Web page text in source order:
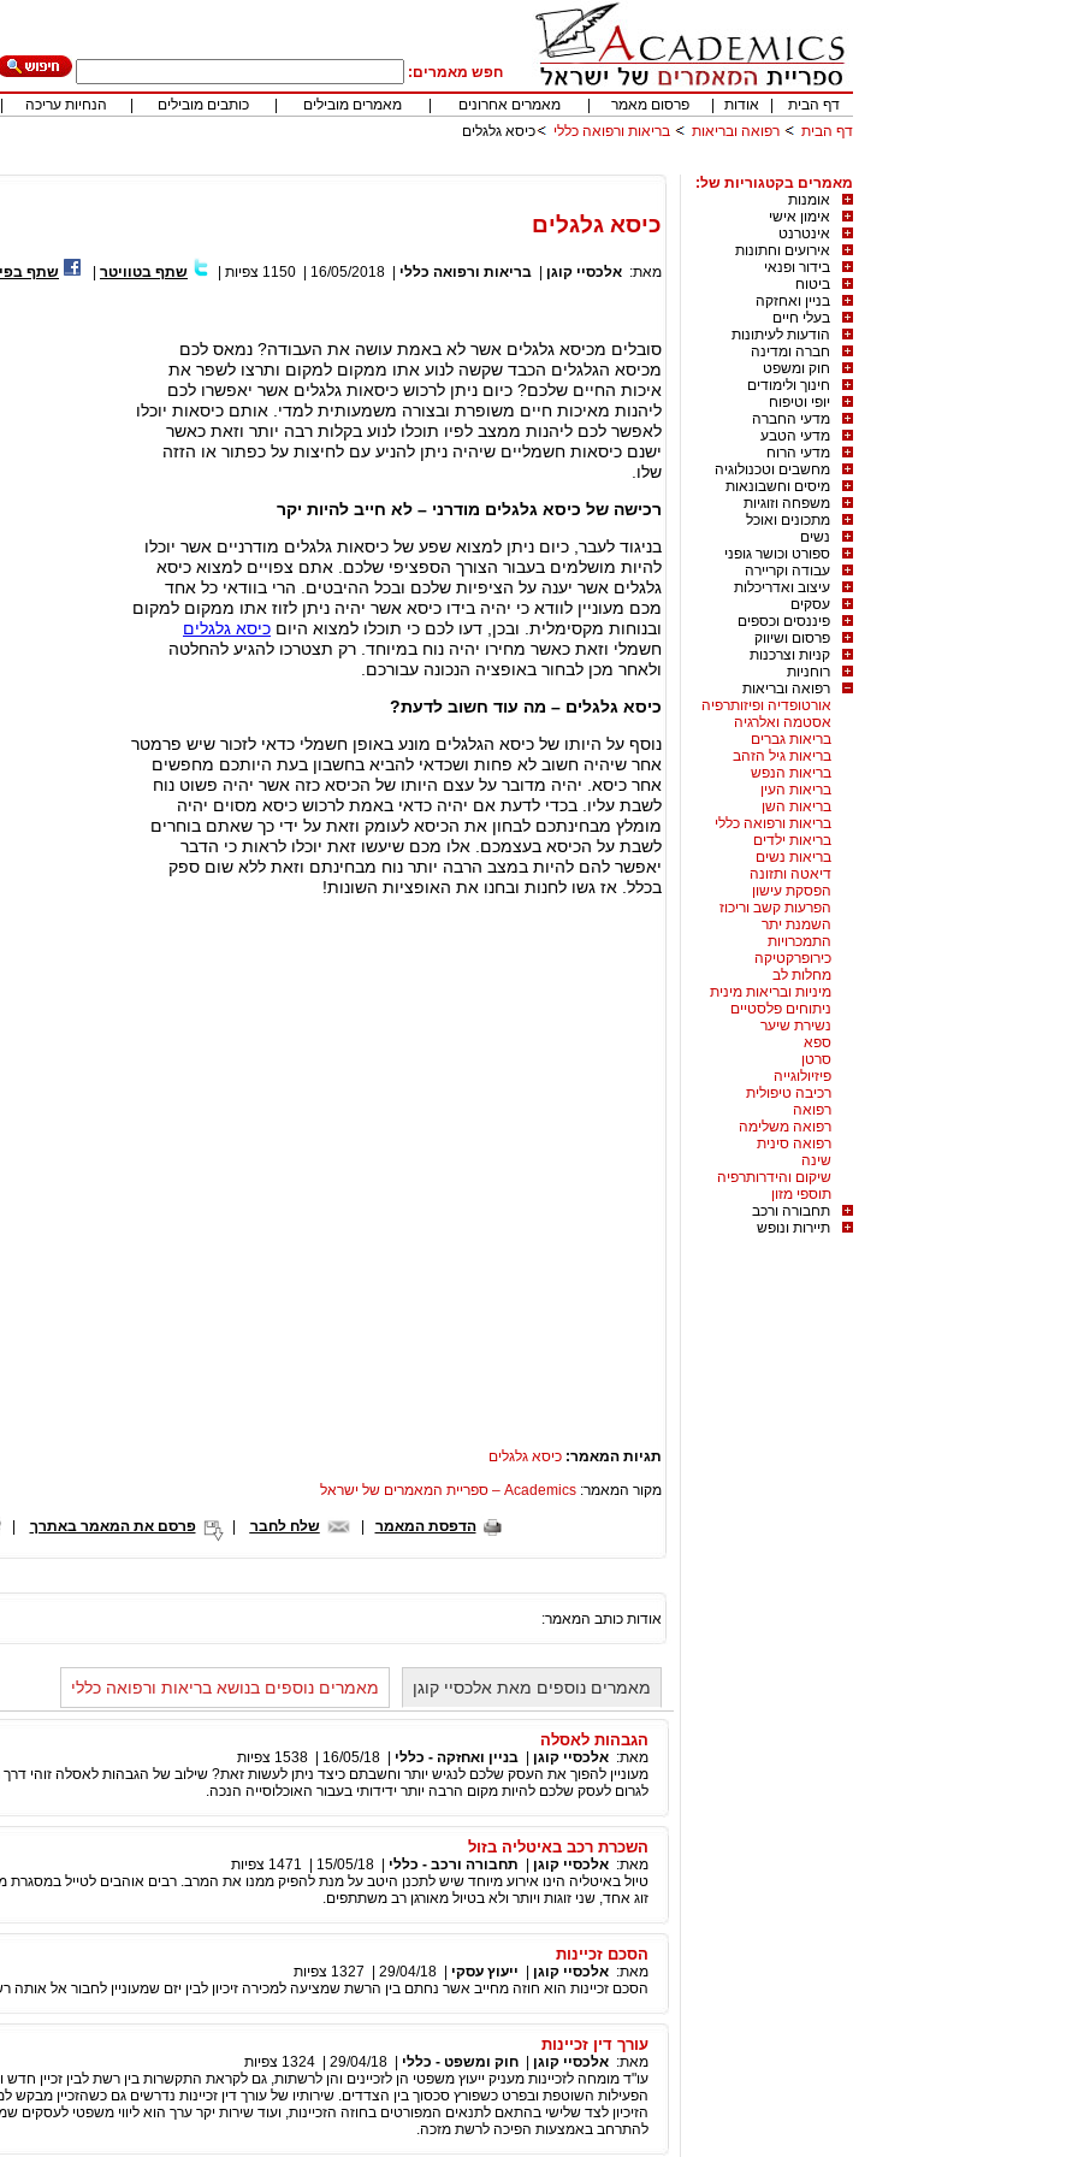
חפש מאמרים:
דף הבית
אודות פרסום מאמר מאמרים אחרונים מאמרים מובילים כותבים מובילים הנחיות עריכה
דף הבית
רפואה ובריאות בריאות ורפואה כללי כיסא גלגלים
מאמרים בקטגוריות של:
אומנות
אימון אישי
אינטרנט
אירועים וחתונות
בידור ופנאי
ביטוח
בניין ואחזקה
בעלי חיים
הודעות לעיתונות
חברה ומדינה
חוק ומשפט
חינוך ולימודים
יופי וטיפוח
מדעי החברה
מדעי הטבע
מדעי הרוח
מחשבים וטכנולוגיה
מיסים וחשבונאות
משפחה וזוגיות
מתכונים ואוכל
נשים
ספורט וכושר גופני
עבודה וקריירה
עיצוב ואדריכלות
עסקים
פיננסים וכספים
פרסום ושיווק
קניות וצרכנות
רוחניות
רפואה ובריאות
אורטופדיה ופיזותרפיה
אסטמה ואלרגיה
בריאות גברים
בריאות גיל הזהב
בריאות הנפש
בריאות העין
בריאות השן
בריאות ורפואה כללי
בריאות ילדים
בריאות נשים
דיאטה ותזונה
הפסקת עישון
הפרעות קשב וריכוז
השמנת יתר
התמכרויות
כירופרקטיקה
מחלות לב
מיניות ובריאות מינית
ניתוחים פלסטיים
נשירת שיער
ספא
סרטן
פיזיולוגייה
רכיבה טיפולית
רפואה
רפואה משלימה
רפואה סינית
שינה
שיקום והידרותרפיה
תוספי מזון
תחבורה ורכב
תיירות ונופש
כיסא גלגלים
מאת: אלכסיי קוגן בריאות ורפואה כללי 16/05/2018
1150 צפיות שתף בטוויטר שתף
סובלים מכיסא גלגלים אשר לא באמת עושה את העבודה? נמאס לכם
מכיסא הגלגלים הכבד שקשה לנוע אתו ממקום למקום ותרצו לשפר את
איכות החיים שלכם? כיום ניתן לרכוש כיסאות גלגלים אשר יאפשרו לכם
ליהנות מאיכות חיים משופרת ובצורה משמעותית למדי. אותם כיסאות יוכלו
לאפשר לכם ליהנות ממצב לפיו תוכלו לנוע בקלות רבה יותר וזאת כאשר
ישנם כיסאות חשמליים שיהיה ניתן להניע עם לחיצות על כפתור או הזזה
שלו.
רכישה של כיסא גלגלים מודרני – לא חייב להיות יקר
בניגוד לעבר, כיום ניתן למצוא שפע של כיסאות גלגלים מודרניים אשר יוכלו
להיות מושלמים בעבור הצורך הספציפי שלכם. אתם צפויים למצוא כיסא
גלגלים אשר יענה על הציפיות שלכם ובכל ההיבטים. הרי בוודאי כל אחד
מכם מעוניין לוודא כי יהיה בידו כיסא אשר יהיה ניתן לזוז אתו ממקום למקום
ובנוחות מקסימלית. ובכן, דעו לכם כי תוכלו למצוא היום כיסא גלגלים
חשמלי וזאת כאשר מחירו יהיה נוח במיוחד. רק תצטרכו להגיע להחלטה
ולאחר מכן לבחור באופציה הנכונה עבורכם.
כיסא גלגלים – מה עוד חשוב לדעת?
נוסף על היותו של כיסא הגלגלים מונע באופן חשמלי כדאי לזכור שיש פרמטר
אחר שיהיה חשוב לא פחות ושכדאי להביא בחשבון בעת היותכם מחפשים
אחר כיסא. יהיה מדובר על עצם היותו של הכיסא כזה אשר יהיה פשוט נוח
לשבת עליו. בכדי לדעת אם יהיה כדאי באמת לרכוש כיסא מסוים יהיה
מומלץ מבחינתכם לבחון את הכיסא לעומק וזאת על ידי כך שאתם בוחרים
לשבת על הכיסא בעצמכם. אלו מכם שיעשו זאת יוכלו לראות כי הדבר
יאפשר להם להיות במצב הרבה יותר נוח מבחינתם וזאת ללא שום ספק
בכלל. אז גשו לחנות ובחנו את האופציות השונות!
תגיות המאמר: כיסא גלגלים
מקור המאמר: Academics – ספריית המאמרים של ישראל
הדפסת המאמר שלח לחבר פרסם את המאמר באתרך |
אודות כותב המאמר:
מאמרים נוספים מאת אלכסיי קוגן מאמרים נוספים בנושא בריאות ורפואה כללי
הגבהות לאסלה
מאת: אלכסיי קוגן בניין ואחזקה - כללי 16/05/18
1538 צפיות
מעוניין להפוך את העסק שלכם לנגיש יותר וחשבתם כיצד ניתן לעשות זאת? שילוב של הגבהות לאסלה זוהי דרך
לגרום לעסק שלכם להיות מקום הרבה יותר ידידותי בעבור האוכלוסייה הנכה.
השכרת רכב באיטליה בזול
מאת: אלכסיי קוגן תחבורה ורכב - כללי 15/05/18
1471 צפיות
טיול באיטליה הינו אירוע מיוחד שיש לתכנן היטב על מנת להפיק ממנו את המרב. רבים אוהבים לטייל
זוג אחד, שני זוגות ויותר ולא בטיול מאורגן רב משתתפים.
הסכם זכיינות
מאת: אלכסיי קוגן ייעוץ עסקי 29/04/18
1327 צפיות
הסכם זכיינות הוא חוזה מחייב אשר נחתם בין הרשת שמציעה למכירה זיכיון לבין יזם שמעוניין לחבור אל אותה
עורך דין זכיינות
מאת: אלכסיי קוגן חוק ומשפט - כללי 29/04/18
1324 צפיות
עו"ד מומחה לזכיינות מעניק ייעוץ משפטי הן לזכיינים והן לרשתות, גם לקראת התקשרות בין רשת לבין זכיין
הפעילות השוטפת ובפרט כשפורץ סכסוך בין הצדדים. שירותיו של עורך דין זכיינות נדרשים גם כשהזכיין מבקש
הזיכיון לצד שלישי בהתאם לתנאים המפורטים בחוזה הזכיינות, ועוד שירות יקר ערך הוא ליווי משפטי לעסקים
להתרחב באמצעות הפיכה לרשת מזכה.